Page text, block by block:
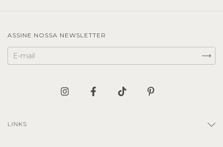
ASSINE NOSSA NEWSLETTER
LINKS